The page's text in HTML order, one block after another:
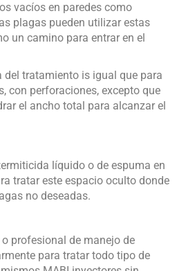
vacíos en paredes como
plagas pueden utilizar estas
un camino para entrar en el
del tratamiento is igual que para
con perforaciones, excepto que
el ancho total para alcanzar el
líquido o de espuma en
tratar este espacio oculto donde
no deseadas.
profesional de manejo de
para tratar todo tipo de